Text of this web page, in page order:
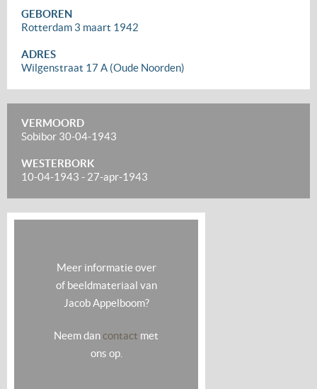
GEBOREN
Rotterdam 3 maart 1942
ADRES
Wilgenstraat 17 A (Oude Noorden)
VERMOORD
Sobibor 30-04-1943
WESTERBORK
10-04-1943 - 27-apr-1943
Meer informatie over
of beeldmateriaal van
Jacob Appelboom?
Neem dancontact met
ons op.